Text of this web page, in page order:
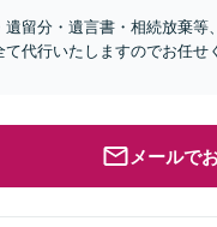
留分・遺言書・相続放棄等
代行いたしますのでお任せ
メールで